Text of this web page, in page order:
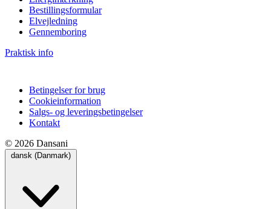
Bestillingsformular
Elvejledning
Gennemboring
Praktisk info
Betingelser for brug
Cookieinformation
Salgs- og leveringsbetingelser
Kontakt
© 2026 Dansani
dansk (Danmark)